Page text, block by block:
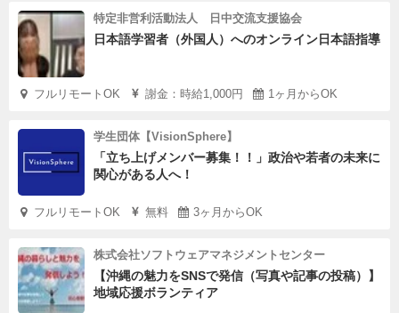
特定非営利活動法人 日中交流支援協会
日本語学習者（外国人）へのオンライン日本語指導
フルリモートOK 謝金：時給1,000円 1ヶ月からOK
学生団体【VisionSphere】
「立ち上げメンバー募集！！」政治や若者の未来に
関心がある人へ！
フルリモートOK 無料 3ヶ月からOK
株式会社ソフトウェアマネジメントセンター
【沖縄の魅力をSNSで発信（写真や記事の投稿）】
地域応援ボランティア